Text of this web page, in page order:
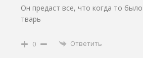
Он предаст все, что когда то
тварь
0 Ответить